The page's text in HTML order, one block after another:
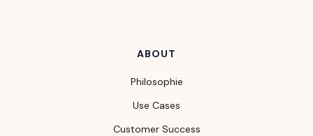
ABOUT
Philosophie
Use Cases
Customer Success